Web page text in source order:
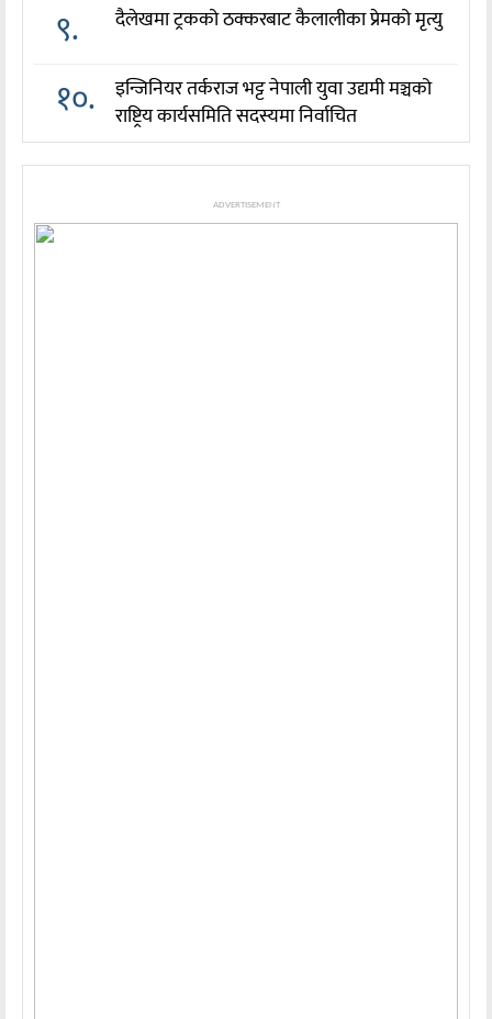
९. दैलेखमा ट्रकको ठक्करबाट कैलालीका प्रेमको मृत्यु
१०.
इन्जिनियर तर्कराज भट्ट नेपाली युवा उद्यमी मञ्चको
राष्ट्रिय कार्यसमिति सदस्यमा निर्वाचित
ADVERTISEMENT